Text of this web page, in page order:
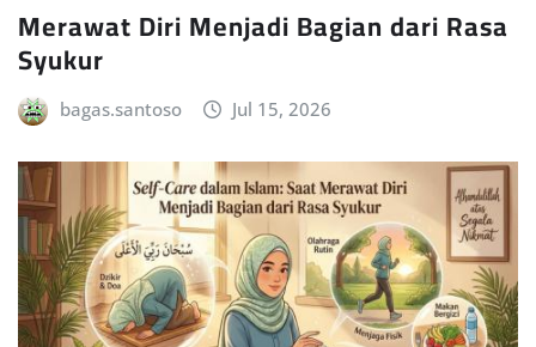
Merawat Diri Menjadi Bagian dari Rasa
Syukur
bagas.santoso Jul 15, 2026